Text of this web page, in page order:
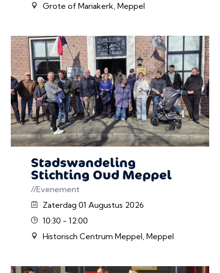
Grote of Mariakerk, Meppel
Stadswandeling
Stichting Oud Meppel
//Evenement
Zaterdag 01 Augustus 2026
10:30 - 12:00
Historisch Centrum Meppel, Meppel